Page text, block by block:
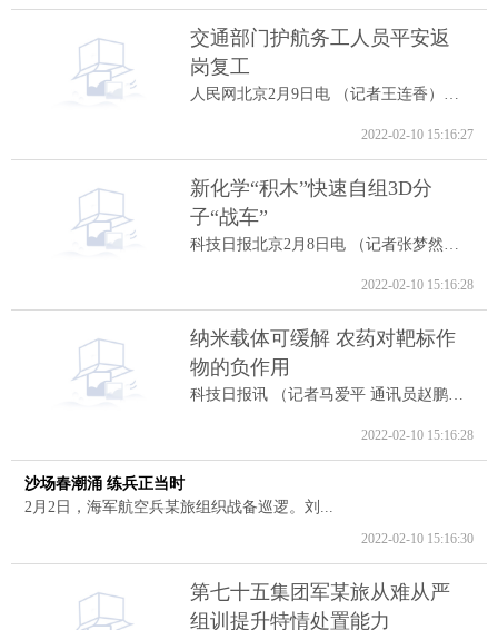
交通部门护航务工人员平安返
岗复工
人民网北京2月9日电 （记者王连香）记者...
2022-02-10 15:16:27
新化学“积木”快速自组3D分
子“战车”
科技日报北京2月8日电 （记者张梦然）据...
2022-02-10 15:16:28
纳米载体可缓解 农药对靶标作
物的负作用
科技日报讯 （记者马爱平 通讯员赵鹏跃...
2022-02-10 15:16:28
沙场春潮涌 练兵正当时
2月2日，海军航空兵某旅组织战备巡逻。刘...
2022-02-10 15:16:30
第七十五集团军某旅从难从严
组训提升特情处置能力